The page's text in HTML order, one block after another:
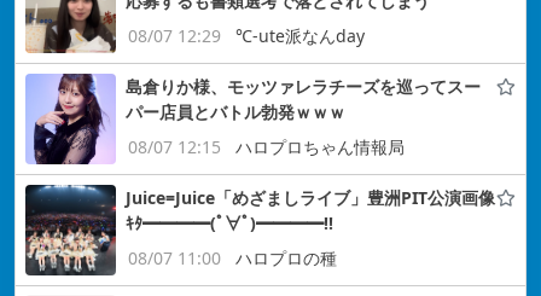
08/07 12:29
℃-ute派なんday
島倉りか様、モッツァレラチーズを巡ってスー
パー店員とバトル勃発ｗｗｗ
08/07 12:15
ハロプロちゃん情報局
Juice=Juice「めざましライブ」豊洲PIT公演画像
ｷﾀ━━━━(ﾟ∀ﾟ)━━━━!!
08/07 11:00
ハロプロの種